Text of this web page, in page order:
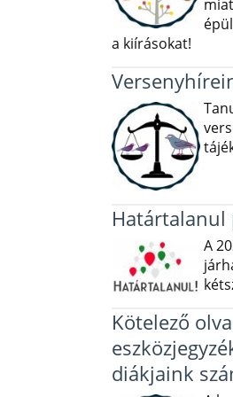
a kiírásokat!
Határtalanul
A
Kötelező
diákjaink